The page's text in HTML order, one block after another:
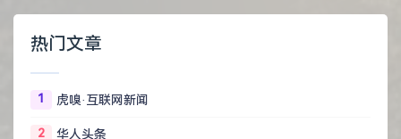
热门文章
1 虎嗅·互联网新闻
2 华人头条